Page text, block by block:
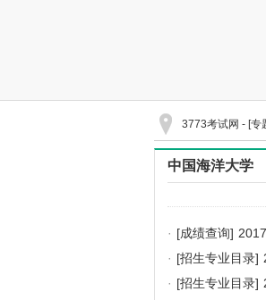
3773考试网 - [专
中国海洋大学
· [成绩查询]
· [招生专业目录]
· [招生专业目录]